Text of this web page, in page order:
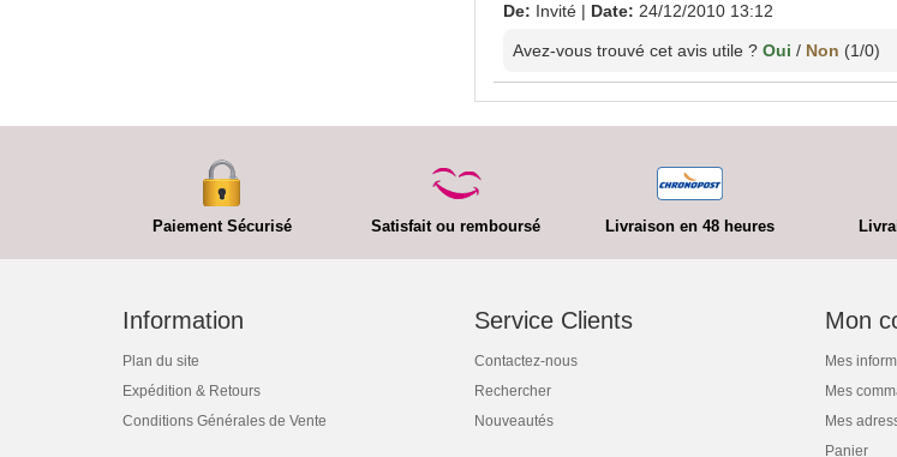
De: Invité | Date: 24/12/2010 13:12
Avez-vous trouvé cet avis utile ? Oui / Non (1/0)
Paiement Sécurisé Satisfait ou remboursé Livraison en 48 heures
Information
Plan du site
Expédition & Retours
Conditions Générales de Vente
Service Clients
Contactez-nous
Rechercher
Nouveautés
Mon
Mes
Mes
Mes
Panier